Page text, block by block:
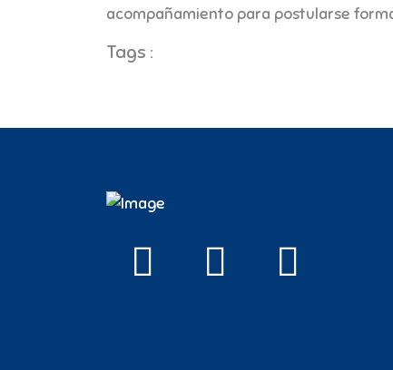
acompañamiento para postularse
Tags :